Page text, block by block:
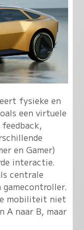
fysieke en
een virtuele
en Gamer)
interactie.
centrale
mobiliteit niet
A naar B, maar